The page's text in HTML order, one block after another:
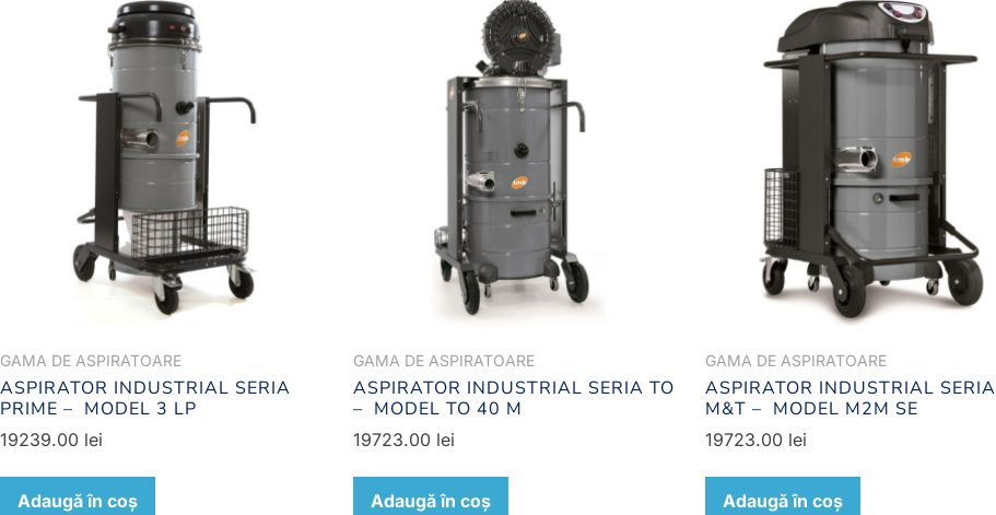
GAMA DE ASPIRATOARE
ASPIRATOR INDUSTRIAL SERIA
PRIME – MODEL 3 LP
19239.00 lei
Adaugă în coș
GAMA DE ASPIRATOARE
ASPIRATOR INDUSTRIAL SERIA TO
– MODEL TO 40 M
19723.00 lei
Adaugă în coș
GAMA DE ASPIRATOARE
ASPIRATOR INDUSTRIAL SERIA
M&T – MODEL M2M SE
19723.00 lei
Adaugă în coș